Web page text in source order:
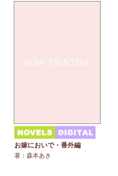
お嫁においで・番外編
著：森本あき